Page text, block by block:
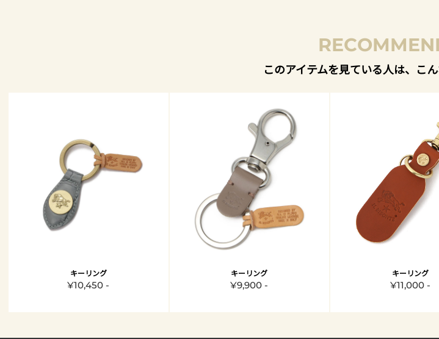
このアイテムを見ている人は、こ
キーリング
¥10,450 -
キーリング
¥9,900 -
キーリング
¥11,000 -